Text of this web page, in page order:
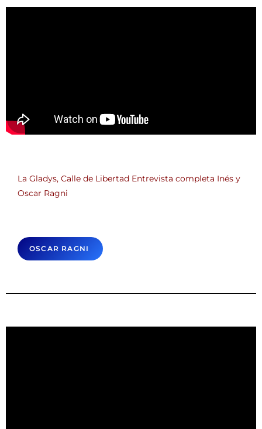
La Gladys, Calle de Libertad Entrevista completa Inés y
Oscar Ragni
OSCAR RAGNI